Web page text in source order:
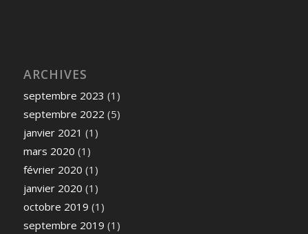
ARCHIVES
septembre 2023 (1)
septembre 2022 (5)
janvier 2021 (1)
mars 2020 (1)
février 2020 (1)
janvier 2020 (1)
octobre 2019 (1)
septembre 2019 (1)